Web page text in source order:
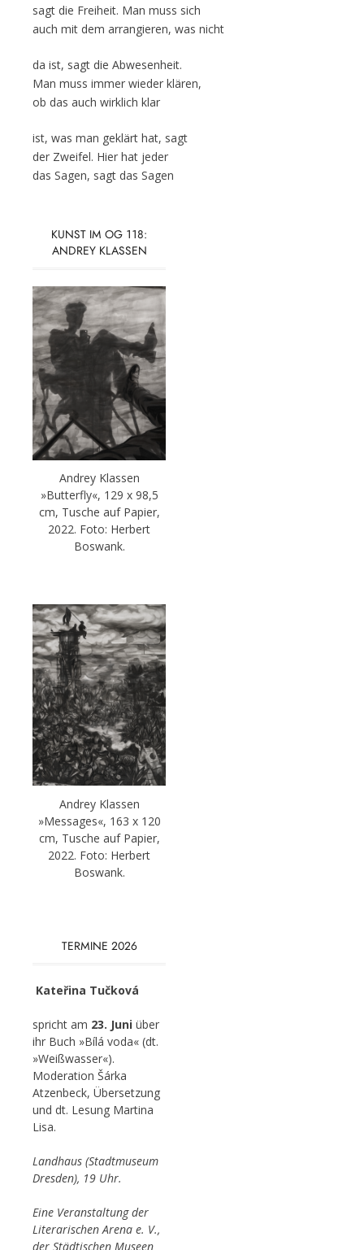
sagt die Freiheit. Man muss sich
auch mit dem arrangieren, was nicht
da ist, sagt die Abwesenheit.
Man muss immer wieder klären,
ob das auch wirklich klar
ist, was man geklärt hat, sagt
der Zweifel. Hier hat jeder
das Sagen, sagt das Sagen
KUNST IM OG 118:
ANDREY KLASSEN
Andrey Klassen
»Butterfly«, 129 x 98,5
cm, Tusche auf Papier,
2022. Foto: Herbert
Boswank.
Andrey Klassen
»Messages«, 163 x 120
cm, Tusche auf Papier,
2022. Foto: Herbert
Boswank.
TERMINE 2026
Kateřina Tučková
spricht am 23. Juni über
ihr Buch »Bílá voda« (dt.
»Weißwasser«).
Moderation Šárka
Atzenbeck, Übersetzung
und dt. Lesung Martina
Lisa.
Landhaus (Stadtmuseum
Dresden), 19 Uhr.
Eine Veranstaltung der
Literarischen Arena e. V.,
der Städtischen Museen